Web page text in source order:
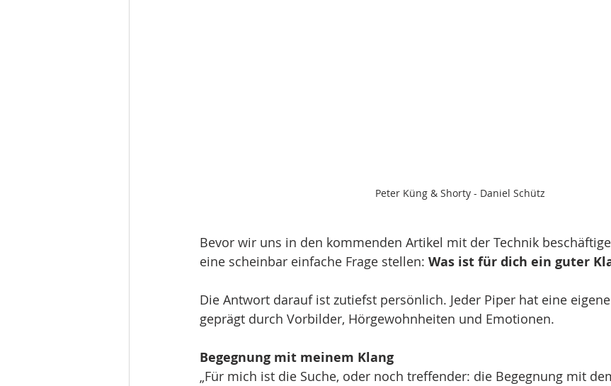
Peter Küng & Shorty - Daniel Schütz
Bevor wir uns in den kommenden Artikel mit der Technik
eine scheinbar einfache Frage stellen: Was ist für dich ein guter
Die Antwort darauf ist zutiefst persönlich. Jeder Piper hat eine
geprägt durch Vorbilder, Hörgewohnheiten und Emotionen.
Begegnung mit meinem Klang
„Für mich ist die Suche, oder noch treffender: die Begegnung mit